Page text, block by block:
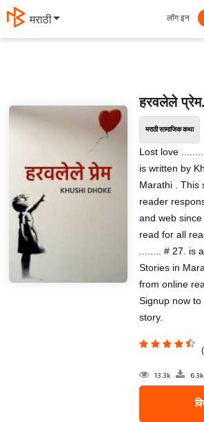
मराठी लॉग इन
हरवलेले
मराठी सामाजिक कथा
Lost love
is written by
Marathi . This
reader
and web
read for all
........ # 27. is
Stories in
from online
Signup now
story.
13.3k 6.3k